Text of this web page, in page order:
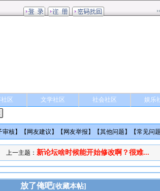
区 文学社区 社会社区 娱乐
审核】【 网友建议 】【 网友举报 】【其他问题 】【常见问
上一主题： 新论坛啥时候能开始修改啊？很难...
放了俺吧[收藏本帖]